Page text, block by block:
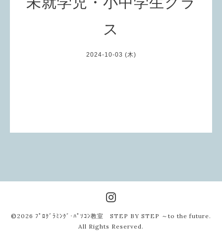
ス
2024-10-03 (木)
©2026 ﾌﾟﾛｸﾞﾗﾐﾝｸﾞ･ﾊﾟｿｺﾝ教室 STEP BY STEP ～to the future.
All Rights Reserved.